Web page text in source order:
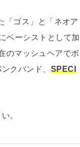
「ゴス」と「ネオア
ベーシストとして加
のマッシュヘアでボ
クバンド、 SPECI
。